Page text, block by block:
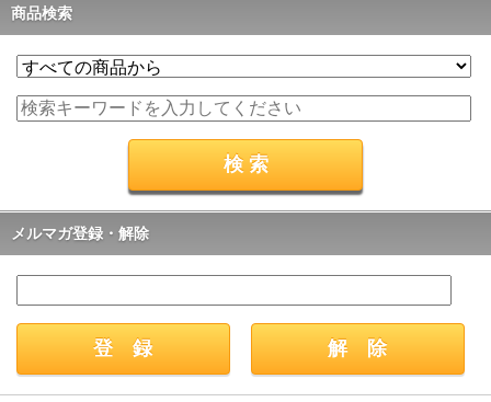
商品検索
メルマガ登録・解除